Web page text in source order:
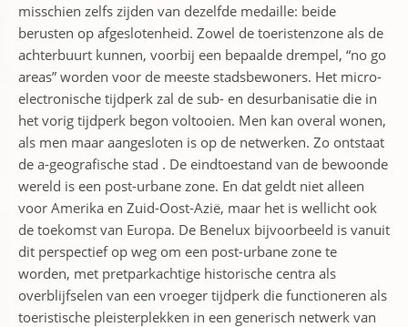
misschien zelfs zijden van dezelfde medaille: beide
berusten op afgeslotenheid. Zowel de toeristenzone als de
achterbuurt kunnen, voorbij een bepaalde drempel, “no go
areas” worden voor de meeste stadsbewoners. Het micro-
electronische tijdperk zal de sub- en desurbanisatie die in
het vorig tijdperk begon voltooien. Men kan overal wonen,
als men maar aangesloten is op de netwerken. Zo ontstaat
de a-geografische stad . De eindtoestand van de bewoonde
wereld is een post-urbane zone. En dat geldt niet alleen
voor Amerika en Zuid-Oost-Azië, maar het is wellicht ook
de toekomst van Europa. De Benelux bijvoorbeeld is vanuit
dit perspectief op weg om een post-urbane zone te
worden, met pretparkachtige historische centra als
overblijfselen van een vroeger tijdperk die functioneren als
toeristische pleisterplekken in een generisch netwerk van